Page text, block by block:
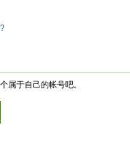
属于自己的帐号吧。